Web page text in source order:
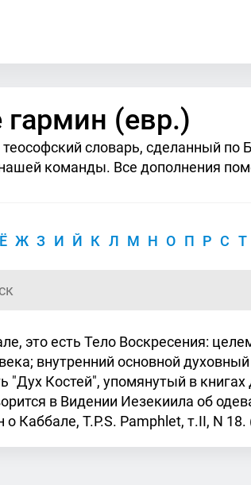
(евр.)
словарь, сделанный по
команды. Все дополнения
Ё Ж З И Й К Л М Н О П Р С Т
это есть Тело Воскресения:
внутренний основной
"Дух Костей", упомянутый в
в Видении Иезекиила об
Каббале, T.P.S. Pamphlet, т.II, N 18.